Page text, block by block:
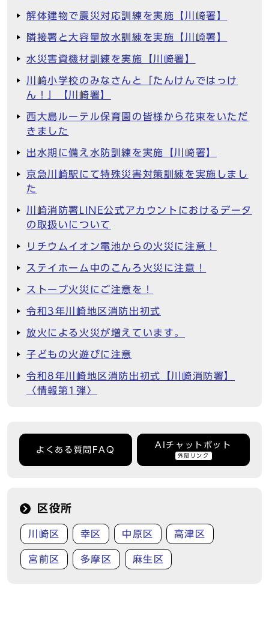
解体建物で震災対応訓練を実施【川崎署】
隣接署と大容量放水訓練を実施【川崎署】
水災害資機材訓練を実施【川崎署】
川崎小学校のみなさんと「たんけんではっけ
ん！」【川崎署】
西大島ルーテル保育園の皆様から花束をいただ
きました
出水期に備え水防訓練を実施【川崎署】
京急川崎駅にて特殊災害対策訓練を実施しまし
た
川崎消防署LINE公式アカウントにおけるデータ
の取扱いについて
リチウムイオン電池からの火災に注意！
ステイホーム中のこんろ火災に注意！
ストーブ火災にご注意を！
令和3年川崎地区消防出初式
放火による火災が増えています。
子どもの火遊びに注意
令和8年川崎地区消防出初式【川崎消防署】
〈情報第1弾〉
よくある質問FAQ
AIチャットボット
外部リンク
区役所
川崎区 幸区 中原区 高津区
宮前区 多摩区 麻生区